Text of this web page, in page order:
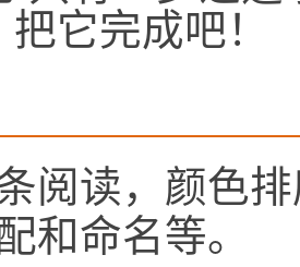
它完成吧！
阅读，颜色
和命名等。